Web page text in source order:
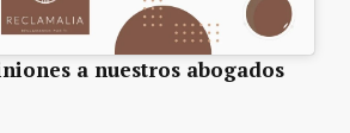
a nuestros abogados